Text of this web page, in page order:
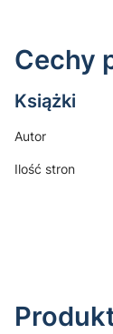
Cechy
Książki
Autor
Ilość stron